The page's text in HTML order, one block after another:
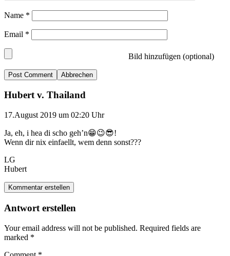
Name *
Email *
Bild hinzufügen (optional)
Abbrechen
Hubert v. Thailand
17.August 2019 um 02:20 Uhr
Ja, eh, i hea di scho geh’n😁😉😎!
Wenn dir nix einfaellt, wem denn sonst???
LG
Hubert
Kommentar erstellen
Antwort erstellen
Your email address will not be published. Required fields are
marked *